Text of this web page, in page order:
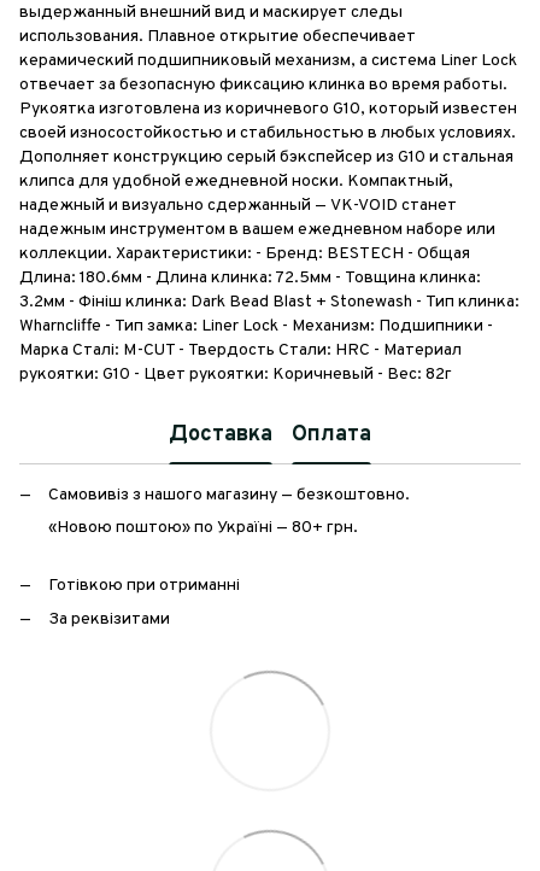
выдержанный внешний вид и маскирует следы
использования. Плавное открытие обеспечивает
керамический подшипниковый механизм, а система Liner Lock
отвечает за безопасную фиксацию клинка во время работы.
Рукоятка изготовлена из коричневого G10, который известен
своей износостойкостью и стабильностью в любых условиях.
Дополняет конструкцию серый бэкспейсер из G10 и стальная
клипса для удобной ежедневной носки. Компактный,
надежный и визуально сдержанный — VK-VOID станет
надежным инструментом в вашем ежедневном наборе или
коллекции. Характеристики: - Бренд: BESTECH - Общая
Длина: 180.6мм - Длина клинка: 72.5мм - Товщина клинка:
3.2мм - Фініш клинка: Dark Bead Blast + Stonewash - Тип клинка:
Wharncliffe - Тип замка: Liner Lock - Механизм: Подшипники -
Марка Сталі: M-CUT - Твердость Стали: HRC - Материал
рукоятки: G10 - Цвет рукоятки: Коричневый - Вес: 82г
Доставка Оплата
Самовивіз з нашого магазину — безкоштовно.
«Новою поштою» по Україні — 80+ грн.
Готівкою при отриманні
За реквізитами